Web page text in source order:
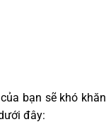
bạn sẽ khó khăn
đây: